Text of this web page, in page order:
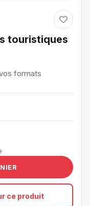
touristiques
formats
ce produit